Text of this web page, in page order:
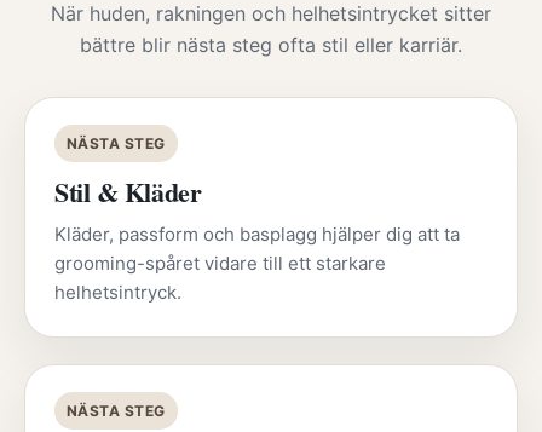
När huden, rakningen och helhetsintrycket sitter
bättre blir nästa steg ofta stil eller karriär.
NÄSTA STEG
Stil & Kläder
Kläder, passform och basplagg hjälper dig att ta
grooming-spåret vidare till ett starkare
helhetsintryck.
NÄSTA STEG